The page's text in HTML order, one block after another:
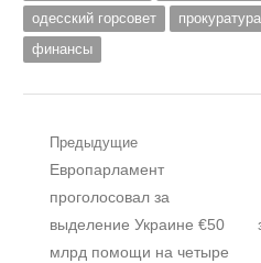
одесский горсовет прокуратура
финансы
Навигация
записям
Предыдущие
Предыдущий
пост:
Европарламент
проголосовал за
выделение Украине €50
млрд помощи на четыре